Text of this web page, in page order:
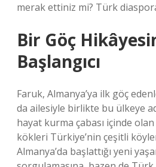
merak ettiniz mi? Türk
Bir Göç
Başlangıcı
Faruk, Almanya’ya ilk göç
da ailesiyle birlikte bu ülkeye
hayat kurma çabası içinde
kökleri Türkiye’nin çeşitli
Almanya’da başlattığı yeni